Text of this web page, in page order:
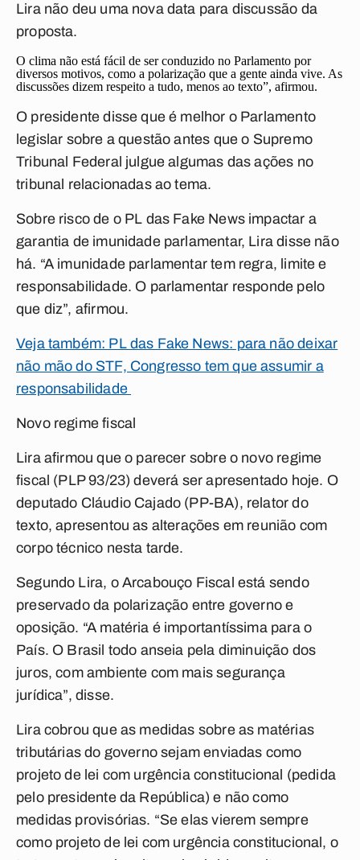
Lira não deu uma nova data para discussão da
proposta.
O clima não está fácil de ser conduzido no Parlamento por
diversos motivos, como a polarização que a gente ainda vive. As
discussões dizem respeito a tudo, menos ao texto”, afirmou.
O presidente disse que é melhor o Parlamento
legislar sobre a questão antes que o Supremo
Tribunal Federal julgue algumas das ações no
tribunal relacionadas ao tema.
Sobre risco de o PL das Fake News impactar a
garantia de imunidade parlamentar, Lira disse não
há. “A imunidade parlamentar tem regra, limite e
responsabilidade. O parlamentar responde pelo
que diz”, afirmou.
Veja também: PL das Fake News: para não deixar
não mão do STF, Congresso tem que assumir a
responsabilidade
Novo regime fiscal
Lira afirmou que o parecer sobre o novo regime
fiscal (PLP 93/23) deverá ser apresentado hoje. O
deputado Cláudio Cajado (PP-BA), relator do
texto, apresentou as alterações em reunião com
corpo técnico nesta tarde.
Segundo Lira, o Arcabouço Fiscal está sendo
preservado da polarização entre governo e
oposição. “A matéria é importantíssima para o
País. O Brasil todo anseia pela diminuição dos
juros, com ambiente com mais segurança
jurídica”, disse.
Lira cobrou que as medidas sobre as matérias
tributárias do governo sejam enviadas como
projeto de lei com urgência constitucional (pedida
pelo presidente da República) e não como
medidas provisórias. “Se elas vierem sempre
como projeto de lei com urgência constitucional, o